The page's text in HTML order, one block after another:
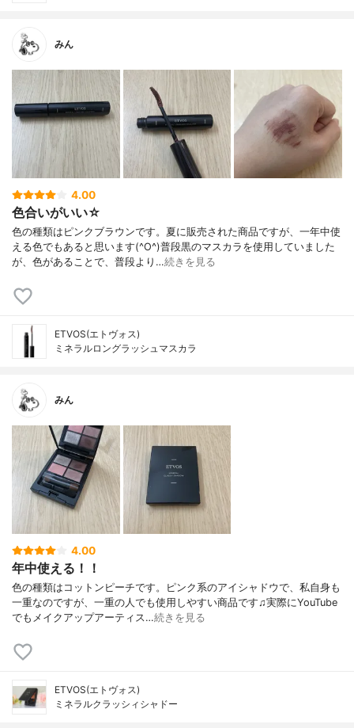
みん
4.00
色合いがいい☆
色の種類はピンクブラウンです。夏に販売された商品ですが、一年中使
える色でもあると思います(^O^)普段黒のマスカラを使用していました
が、色があることで、普段より…続きを見る
ETVOS(エトヴォス)
ミネラルロングラッシュマスカラ
みん
4.00
年中使える！！
色の種類はコットンピーチです。ピンク系のアイシャドウで、私自身も
一重なのですが、一重の人でも使用しやすい商品です♫実際にYouTube
でもメイクアップアーティス…続きを見る
ETVOS(エトヴォス)
ミネラルクラッシィシャドー